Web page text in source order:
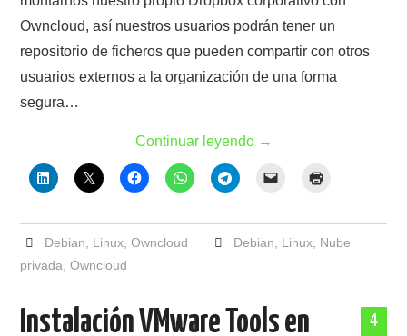
Owncloud, así nuestros usuarios podrán tener un
repositorio de ficheros que pueden compartir con otros
usuarios externos a la organización de una forma
segura…
Continuar leyendo →
Debian Linux, Owncloud Debian Linux, Nube
privada ,Owncloud
4
Instalación VMware Tools en